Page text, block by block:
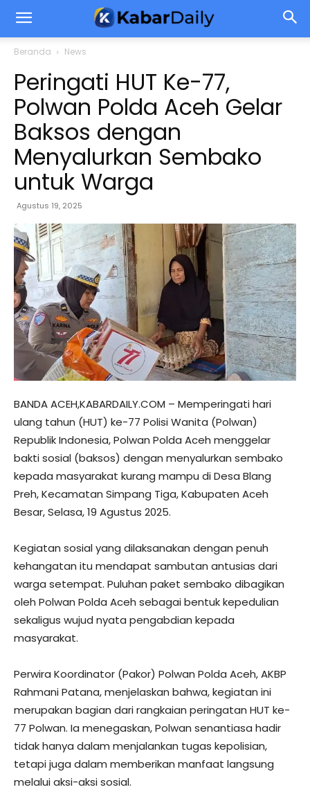
Beranda News
Peringati HUT Ke-77,
Polwan Polda Aceh Gelar
Baksos dengan
Menyalurkan Sembako
untuk Warga
Agustus 19, 2025
BANDA ACEH,KABARDAILY.COM – Memperingati hari
ulang tahun (HUT) ke-77 Polisi Wanita (Polwan)
Republik Indonesia, Polwan Polda Aceh menggelar
bakti sosial (baksos) dengan menyalurkan sembako
kepada masyarakat kurang mampu di Desa Blang
Preh, Kecamatan Simpang Tiga, Kabupaten Aceh
Besar, Selasa, 19 Agustus 2025.
Kegiatan sosial yang dilaksanakan dengan penuh
kehangatan itu mendapat sambutan antusias dari
warga setempat. Puluhan paket sembako dibagikan
oleh Polwan Polda Aceh sebagai bentuk kepedulian
sekaligus wujud nyata pengabdian kepada
masyarakat.
Perwira Koordinator (Pakor) Polwan Polda Aceh, AKBP
Rahmani Patana, menjelaskan bahwa, kegiatan ini
merupakan bagian dari rangkaian peringatan HUT ke-
77 Polwan. Ia menegaskan, Polwan senantiasa hadir
tidak hanya dalam menjalankan tugas kepolisian,
tetapi juga dalam memberikan manfaat langsung
melalui aksi-aksi sosial.